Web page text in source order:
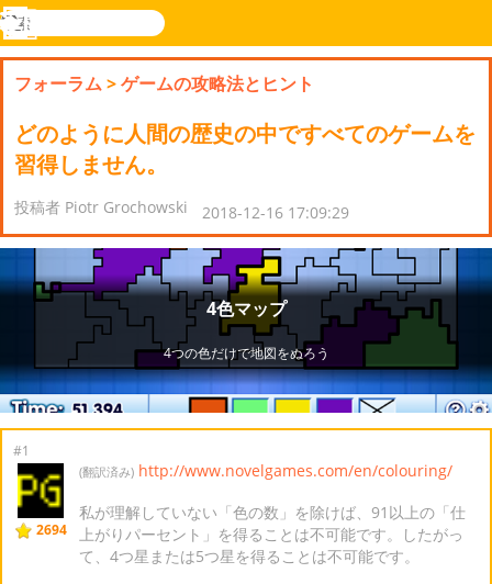
Novel
検
索
ログ
メ
ニ
フォーラム>ゲームの攻略法とヒント
どのように人間の歴史の中ですべてのゲームを
習得しません。
投稿者 Piotr Grochowski 2018-12-16 17:09:29
#1
2694
(翻訳済み) http://www.novelgames.com/en/colouring/
私が理解していない「色の数」を除けば、91以上の「仕
上がりパーセント」を得ることは不可能です。したがっ
て、4つ星または5つ星を得ることは不可能です。